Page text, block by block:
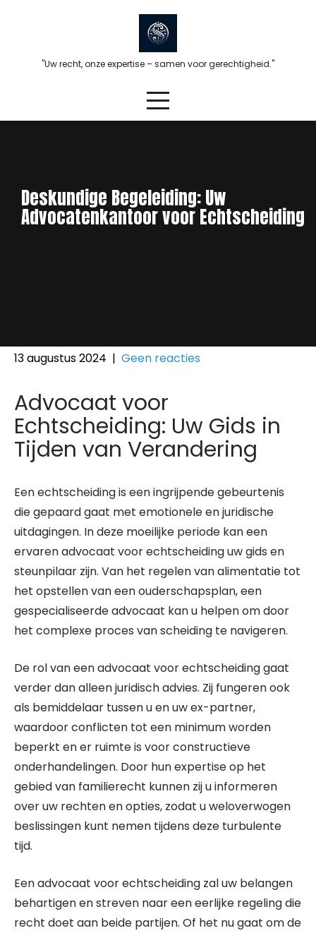
"Uw recht, onze expertise – samen voor gerechtigheid."
Deskundige Begeleiding: Uw
Advocatenkantoor voor Echtscheiding
13 augustus 2024 | Geen reacties
Advocaat voor
Echtscheiding: Uw Gids in
Tijden van Verandering
Een echtscheiding is een ingrijpende gebeurtenis
die gepaard gaat met emotionele en juridische
uitdagingen. In deze moeilijke periode kan een
ervaren advocaat voor echtscheiding uw gids en
steunpilaar zijn. Van het regelen van alimentatie tot
het opstellen van een ouderschapsplan, een
gespecialiseerde advocaat kan u helpen om door
het complexe proces van scheiding te navigeren.
De rol van een advocaat voor echtscheiding gaat
verder dan alleen juridisch advies. Zij fungeren ook
als bemiddelaar tussen u en uw ex-partner,
waardoor conflicten tot een minimum worden
beperkt en er ruimte is voor constructieve
onderhandelingen. Door hun expertise op het
gebied van familierecht kunnen zij u informeren
over uw rechten en opties, zodat u weloverwogen
beslissingen kunt nemen tijdens deze turbulente
tijd.
Een advocaat voor echtscheiding zal uw belangen
behartigen en streven naar een eerlijke regeling die
recht doet aan beide partijen. Of het nu gaat om de